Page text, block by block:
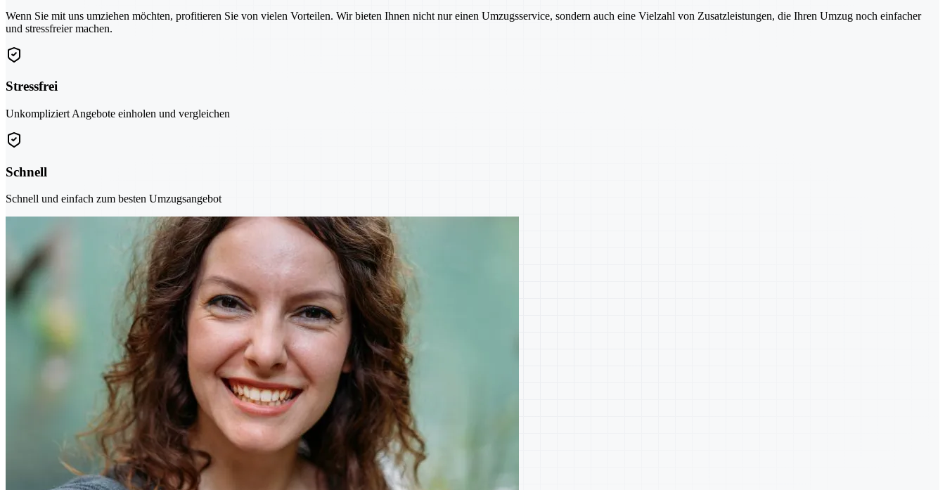
Wenn Sie mit uns umziehen möchten, profitieren Sie von vielen Vorteilen. Wir bieten Ihnen nicht nur einen Umzugsservice, sondern auch eine Vielzahl von Zusatzleistungen, die Ihren Umzug noch einfacher
und stressfreier machen.
Stressfrei
Unkompliziert Angebote einholen und vergleichen
Schnell
Schnell und einfach zum besten Umzugsangebot